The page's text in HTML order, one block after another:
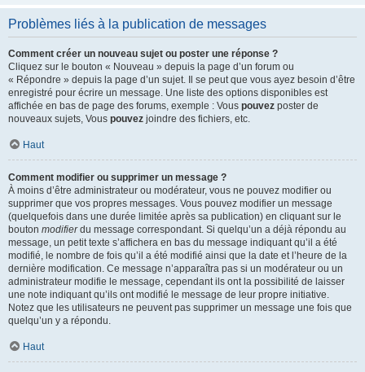
Problèmes liés à la publication de messages
Comment créer un nouveau sujet ou poster une réponse ?
Cliquez sur le bouton « Nouveau » depuis la page d’un forum ou
« Répondre » depuis la page d’un sujet. Il se peut que vous ayez besoin d’être
enregistré pour écrire un message. Une liste des options disponibles est
affichée en bas de page des forums, exemple : Vous pouvez poster de
nouveaux sujets, Vous pouvez joindre des fichiers, etc.
Haut
Comment modifier ou supprimer un message ?
À moins d’être administrateur ou modérateur, vous ne pouvez modifier ou
supprimer que vos propres messages. Vous pouvez modifier un message
(quelquefois dans une durée limitée après sa publication) en cliquant sur le
bouton modifierdu message correspondant. Si quelqu’un a déjà répondu au
message, un petit texte s’affichera en bas du message indiquant qu’il a été
modifié, le nombre de fois qu’il a été modifié ainsi que la date et l’heure de la
dernière modification. Ce message n’apparaîtra pas si un modérateur ou un
administrateur modifie le message, cependant ils ont la possibilité de laisser
une note indiquant qu’ils ont modifié le message de leur propre initiative.
Notez que les utilisateurs ne peuvent pas supprimer un message une fois que
quelqu’un y a répondu.
Haut